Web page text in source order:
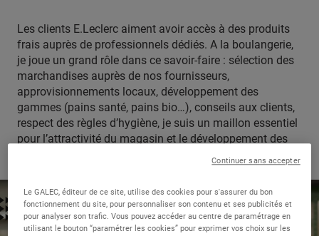
Les clients E.Leclerc aiment avoir accès à des produits
frais auprès de professionnels dédiés. A la boulangerie,
je joue un grand rôle dans ce savoir-faire : sélection des
marchandises auprès de nos fournisseurs,
approvisionnements locaux, développement des
gammes (pains santé, pains bio…), conseils aux clients,
respect des règles d’hygiène, je suis un maillon essentiel
pour l’attractivité du magasin et le développement des
Le GALEC, éditeur de ce site, utilise des cookies pour s'assurer du bon
fonctionnement du site, pour personnaliser son contenu et ses publicités et
pour analyser son trafic. Vous pouvez accéder au centre de paramétrage en
utilisant le bouton “paramétrer les cookies” pour exprimer vos choix sur les
Continuer sans accepter